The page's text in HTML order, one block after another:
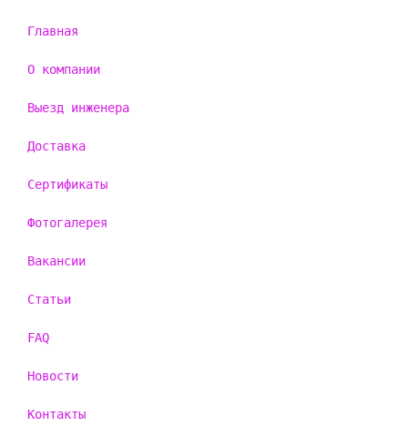
Главная
О компании
Выезд инженера
Доставка
Сертификаты
Фотогалерея
Вакансии
Статьи
FAQ
Новости
Контакты